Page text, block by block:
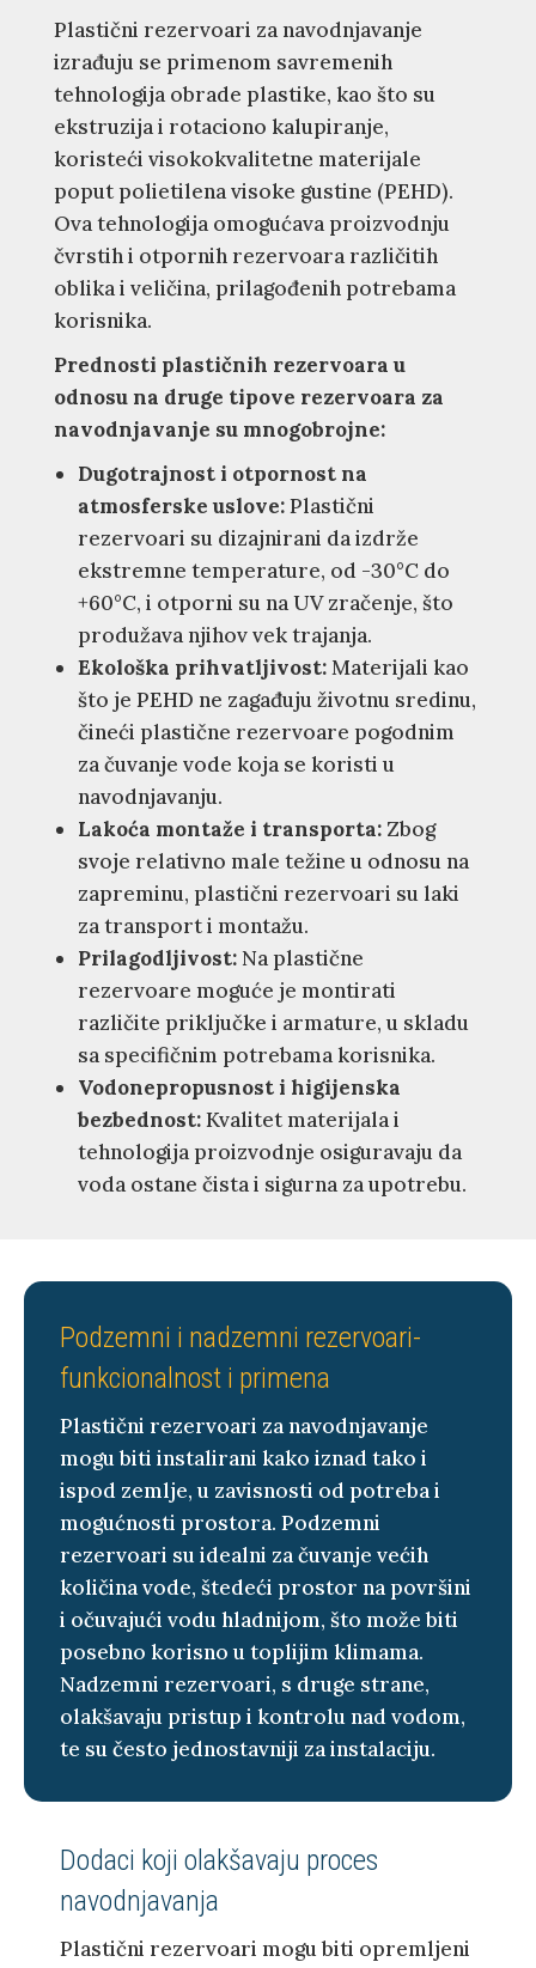
Plastični rezervoari za navodnjavanje
izrađuju se primenom savremenih
tehnologija obrade plastike, kao što su
ekstruzija i rotaciono kalupiranje,
koristeći visokokvalitetne materijale
poput polietilena visoke gustine (PEHD).
Ova tehnologija omogućava proizvodnju
čvrstih i otpornih rezervoara različitih
oblika i veličina, prilagođenih potrebama
korisnika.
Prednosti plastičnih rezervoara u
odnosu na druge tipove rezervoara za
navodnjavanje su mnogobrojne:
Dugotrajnost i otpornost na
atmosferske uslove:Plastični
rezervoari su dizajnirani da izdrže
ekstremne temperature, od -30°C do
+60°C, i otporni su na UV zračenje, što
produžava njihov vek trajanja.
Ekološka prihvatljivost:Materijali kao
što je PEHD ne zagađuju životnu sredinu,
čineći plastične rezervoare pogodnim
za čuvanje vode koja se koristi u
navodnjavanju.
Lakoća montaže i transporta: Zbog
svoje relativno male težine u odnosu na
zapreminu, plastični rezervoari su laki
za transport i montažu.
Prilagodljivost:Na plastične
rezervoare moguće je montirati
različite priključke i armature, u skladu
sa specifičnim potrebama korisnika.
Vodonepropusnost i higijenska
bezbednost:Kvalitet materijala i
tehnologija proizvodnje osiguravaju da
voda ostane čista i sigurna za upotrebu.
Podzemni i nadzemni rezervoari-
funkcionalnost i primena
Plastični rezervoari za navodnjavanje
mogu biti instalirani kako iznad tako i
ispod zemlje, u zavisnosti od potreba i
mogućnosti prostora. Podzemni
rezervoari su idealni za čuvanje većih
količina vode, štedeći prostor na površini
i očuvajući vodu hladnijom, što može biti
posebno korisno u toplijim klimama.
Nadzemni rezervoari, s druge strane,
olakšavaju pristup i kontrolu nad vodom,
te su često jednostavniji za instalaciju.
Dodaci koji olakšavaju proces
navodnjavanja
Plastični rezervoari mogu biti opremljeni